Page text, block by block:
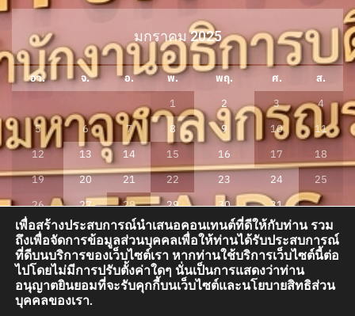
มกราคม 2025
อา. จ. อ. พ. พฤ. ศ.
ส.
1
2 3
4
5
6 7 8 9 10
11
12
13 14 15 16 17
18
19
20 21 22 23 24
25
26
27 28 29 30
31
« ธ.ค. ก.พ. »
กองกิจการนิสิต อาคารสมเด็จพระพุฒาจารย์ (เกี่ยว อุปเสณมหาเถระ) อาคารเรียน
รวม โซน A ชั้น 3 ห้อง A300 มหาวิทยาลัยมหาจุฬาลงกรณราชวิทยาลัย ต.ลำไทร
เพื่อสร้างประสบการณ์นำเสนอคอนเทนต์ที่ดีให้กับท่าน รวม
ถึงเพื่อจัดการข้อมูลส่วนบุคคลเพื่อให้ท่านได้รับประสบการณ์
ที่ดีบนบริการของเว็บไซต์เรา หากท่านใช้บริการเว็บไซต์นี้ต่อ
ไปโดยไม่มีการปรับตั้งค่าใดๆ นั่นเป็นการแสดงว่าท่าน
อนุญาตยินยอมที่จะรับคุกกี้บนเว็บไซต์และนโยบายสิทธิส่วน
บุคคลของเรา.